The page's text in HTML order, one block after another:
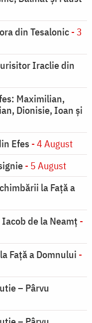
din Tesalonic- 3
Iraclie din
Maximilian,
Dionisie, Ioan şi
Efes - 4 August
- 5 August
la Faţă a
de la Neamț -
Faţă a Domnului -
– Pârvu